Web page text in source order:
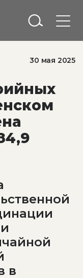
30 мая 2025
в